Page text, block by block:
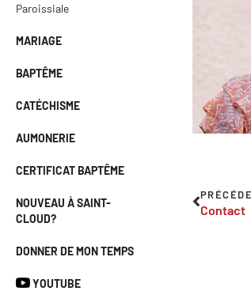
Paroissiale
MARIAGE
BAPTÊME
CATÉCHISME
AUMONERIE
CERTIFICAT BAPTÊME
NOUVEAU À SAINT-
CLOUD?
DONNER DE MON TEMPS
YOUTUBE
Contact